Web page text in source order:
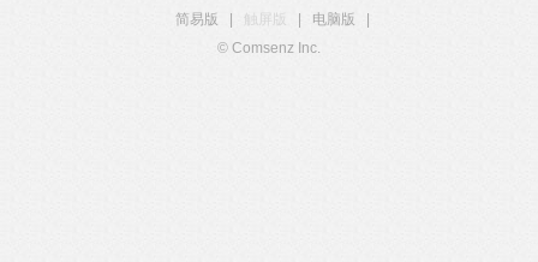
简易版
触屏版 电脑版
© Comsenz Inc.